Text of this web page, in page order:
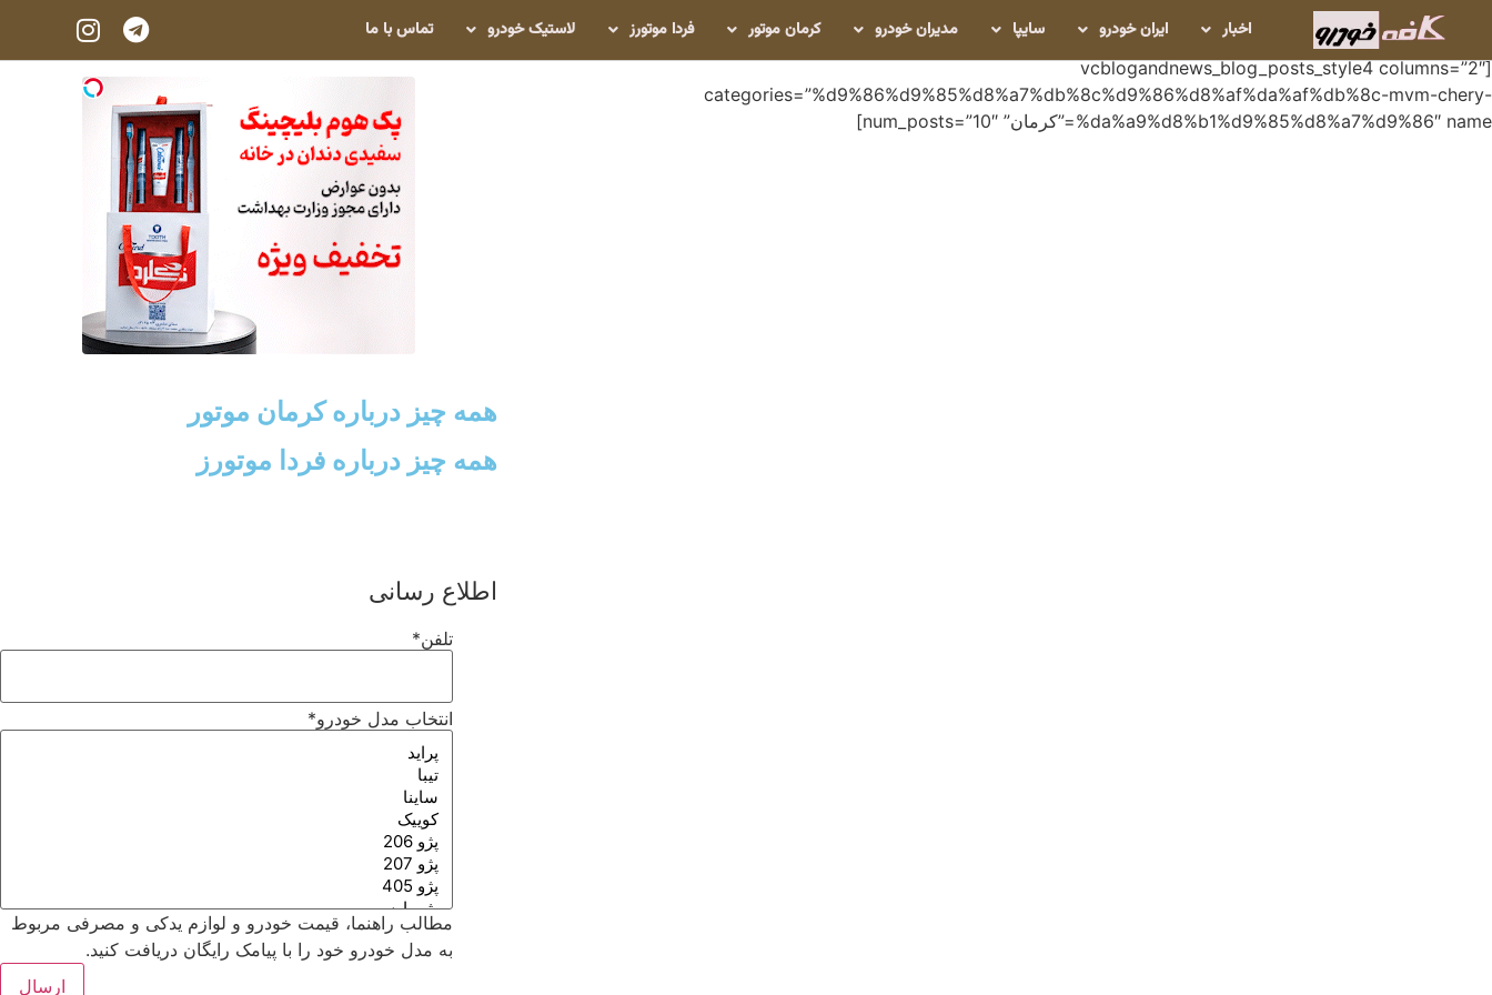
اخبار ایران خودرو سایپا مدیران خودرو کرمان موتور فردا موتورز لاستیک خودرو تماس با ما
[vcblogandnews_blog_posts_style4 columns=”2″
categories=”%d9%86%d9%85%d8%a7%db%8c%d9%86%d8%af%da%af%db%8c-mvm-chery-
%da%a9%d8%b1%d9%85%d8%a7%d9%86″ name=”کرمان” num_posts=”10″]
همه چیز درباره کرمان موتور
همه چیز درباره فردا موتورز
اطلاع رسانی
تلفن*
انتخاب مدل خودرو*
مطالب راهنما، قیمت خودرو و لوازم یدکی و مصرفی مربوط
به مدل خودرو خود را با پیامک رایگان دریافت کنید.